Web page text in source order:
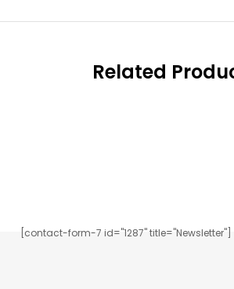
Related
[contact-form-7 id="1287" title="Newsletter"]